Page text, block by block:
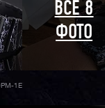
ВСЕ 8
ФОТО
1E